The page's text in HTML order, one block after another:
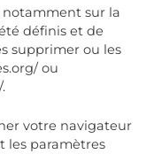
notamment sur la
définis et de
supprimer ou les
ou
votre navigateur
les paramètres